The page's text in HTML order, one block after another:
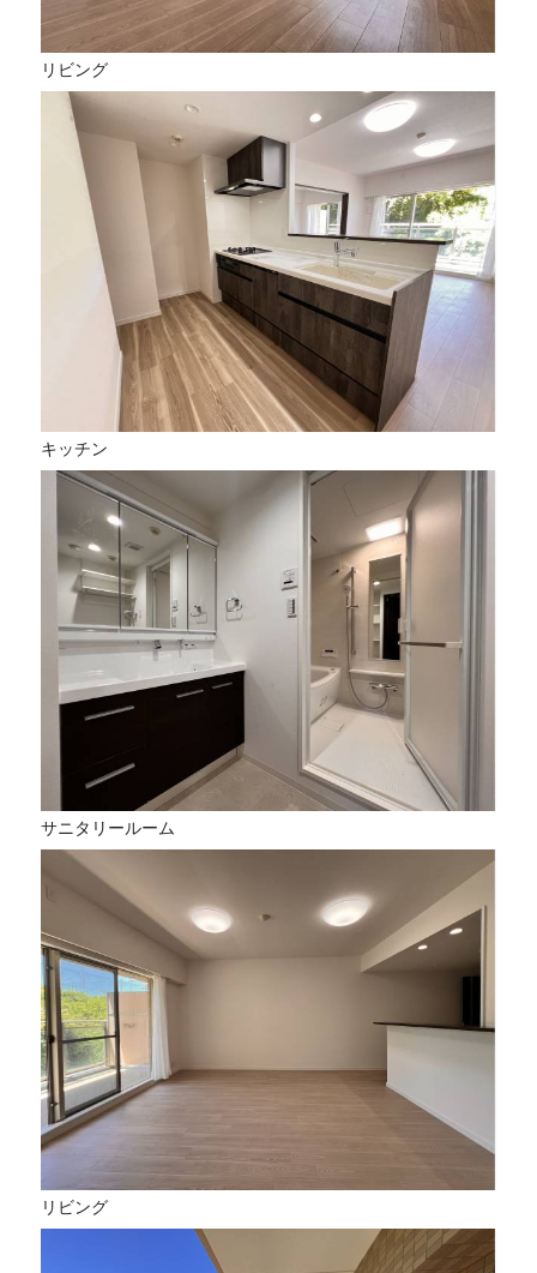
リビング
キッチン
サニタリールーム
リビング